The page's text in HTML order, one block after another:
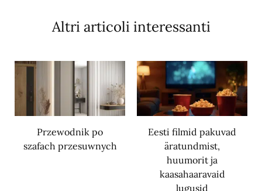
Altri articoli interessanti
Przewodnik po
szafach przesuwnych
Eesti filmid pakuvad
äratundmist,
huumorit ja
kaasahaaravaid
lugusid